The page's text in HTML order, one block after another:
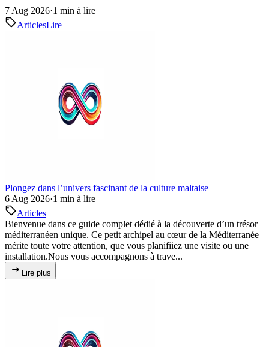
7 Aug 2026·1 min à lire
ArticlesLire
Plongez dans l’univers fascinant de la culture maltaise
6 Aug 2026·1 min à lire
Articles
Bienvenue dans ce guide complet dédié à la découverte d’un trésor
méditerranéen unique. Ce petit archipel au cœur de la Méditerranée
mérite toute votre attention, que vous planifiiez une visite ou une
installation.Nous vous accompagnons à trave...
Lire plus